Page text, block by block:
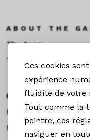
Ces cookies
expérience
fluidité de votre
Tout comme la
peintre, ces
naviguer en
ABOUT THE
The team
Toulouse
EXHIBITIONS
Exhibitions
News